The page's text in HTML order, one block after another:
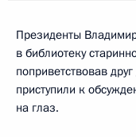
Президенты
в библиотеку
поприветствовав
приступили к
на глаз.